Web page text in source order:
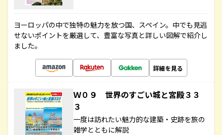
ヨーロッパの中で独特の魅力を放つ国、スペイン。中でも見逃
せないポイントを厳選して、豊富な写真と詳しい図解で紹介し
ました。
詳細を見る
Ｗ０９ 世界のすごい城と宮殿３３
３
一度は訪れたい魅力的な建築・史跡を旅の
雑学とともに解説